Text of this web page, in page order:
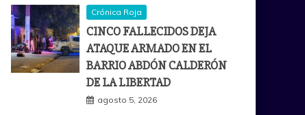
Crónica Roja
CINCO FALLECIDOS DEJA
ATAQUE ARMADO EN EL
BARRIO ABDÓN CALDERÓN
DE LA LIBERTAD
agosto 5, 2026